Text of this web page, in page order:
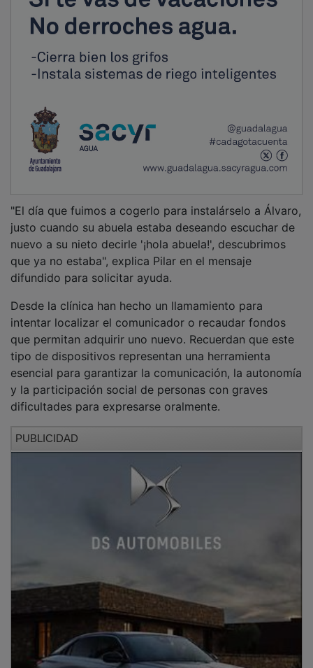
"El día que fuimos a cogerlo para instalárselo a Álvaro,
justo cuando su abuela estaba deseando escuchar de
nuevo a su nieto decirle '¡hola abuela!', descubrimos
que ya no estaba", explica Pilar en el mensaje
difundido para solicitar ayuda.
intentar localizar el comunicador o recaudar fondos
que permitan adquirir uno nuevo. Recuerdan que este
tipo de dispositivos representan una herramienta
esencial para garantizar la comunicación, la autonomía
y la participación social de personas con graves
dificultades para expresarse oralmente.